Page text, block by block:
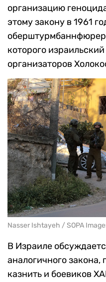
организацию
этому закону в 1961
которого
организаторов
Nasser Ishtayeh / SOPA
В Израиле
аналогичного
казнить и боевиков